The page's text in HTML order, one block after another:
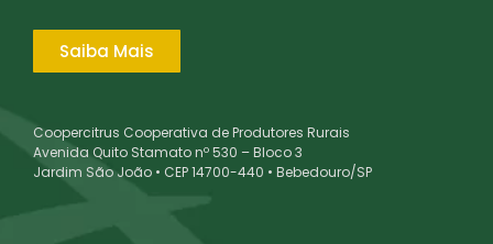
Saiba Mais
Coopercitrus Cooperativa de Produtores Rurais
Avenida Quito Stamato nº 530 – Bloco 3
Jardim São João • CEP 14700-440 • Bebedouro/SP